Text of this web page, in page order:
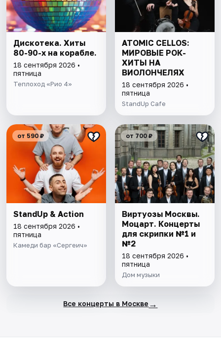
Дискотека. Хиты
80-90-х на корабле.
18 сентября 2026 •
пятница
Теплоход «Рио 4»
ATOMIC CELLOS:
МИРОВЫЕ РОК-
ХИТЫ НА
ВИОЛОНЧЕЛЯХ
18 сентября 2026 •
пятница
StandUp Cafe
от 590 ₽
StandUp & Action
18 сентября 2026 •
пятница
Камеди бар «Сергеич»
от 700 ₽
Виртуозы Москвы.
Моцарт. Концерты
для скрипки №1 и
№2
18 сентября 2026 •
пятница
Дом музыки
Все концерты в Москве →